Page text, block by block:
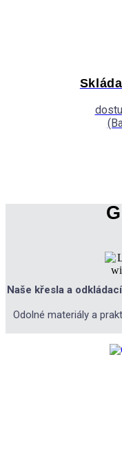
Naše křesla a
Odolné materiály a